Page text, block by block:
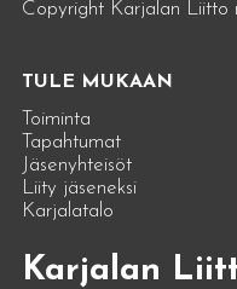
Copyright Karjalan Liitto
TULE MUKAAN
Toiminta
Tapahtumat
Jäsenyhteisöt
Liity jäseneksi
Karjalatalo
Karjalan